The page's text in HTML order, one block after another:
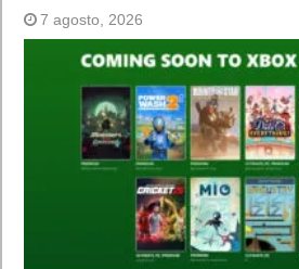
7 agosto, 2026